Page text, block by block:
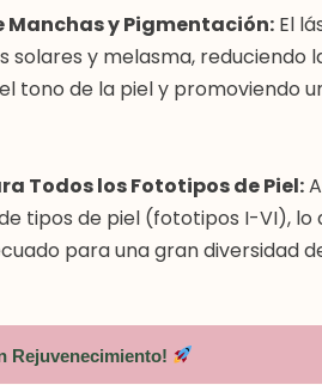
y Pigmentación: El
solares y melasma, reduciendo
tono de la piel y promoviendo
Todos los Fototipos de Piel:
tipos de piel (fototipos I-VI), lo
para una gran diversidad
Rejuvenecimiento!